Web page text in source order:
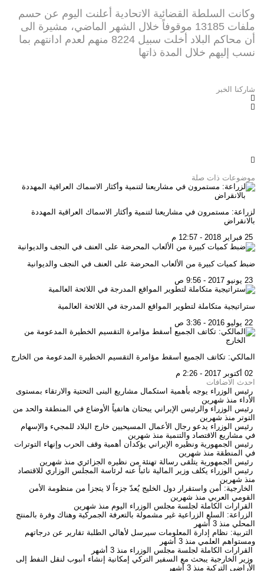
وكانت السلطة القضائية الاتحادية أعلنت اليوم عن حسم
ملفات 13185 موقوفاً خلال الشهر الماضي، مشيرة الى
أن محاكم البلاد أخلت سبيل 8224 منهم لعدم ادانتهم بما
نسب إليهم خلال المدة ذاتها
شاركنا الخبر
موضوعات ذات صلة
لزراعة: مستمرون في مشاريعنا لتنمية وأكثار الاسماك العراقية المهددة
بالانقراض
ضبط كميات كبيرة من الألعاب المحرضة على العنف في النجف والديوانية
ستراتيجية متكاملة لتطوير المواقع المدرجة في اللائحة العالمية
المالكي: تكاتف الجميع أسقط مؤامرة التقسيم الخطيرة المدعومة من الخارج
احدث الاضافات
رئيس الوزراء يوجه بأهمية استكمال مشاريع البنى التحتية والارتقاء بمستوى
الأداء منذ شهرين
رئيس الوزراء والرئيس الإيراني يبحثان هاتفياً الأوضاع في المنطقة والحد من
التوتر منذ شهرين
رئيس الوزراء يدعو رجال الأعمال المسيحيين خارج البلاد للمجيء والإسهام
في مشاريع الاقتصاد والتنمية منذ شهرين
رئيس الجمهورية ونظيره الإيراني يؤكدان أهمية وقف الحرب وإنهاء التوترات
في المنطقة منذ شهرين
رئيس الجمهورية يتلقى رسالة تهنئة من نظيره الجزائري منذ شهرين
رئيس الوزراء يكلف وزير المالية نائباً عنه لرئاسة المجلس الوزاري للاقتصاد
منذ شهرين
الخارجية: أمن واستقرار دول الخليج يُعدّ جزءاً لا يتجزأ من منظومة الأمن
القومي العربي منذ شهرين
القرارات الكاملة لجلسة مجلس الوزراء اليوم منذ شهرين
الزراعة: السلع الزراعية غير مشمولة بالتعرفة الجمركية وهناك وفرة بالمنتج
المحلي منذ 3 أشهر
التربية: نظام إدارة المعلومات سيرسل لأهالي الطلبة تقارير عن درجاتهم
ومستواهم العلمي منذ 3 أشهر
القرارات الكاملة لجلسة مجلس الوزراء منذ 3 أشهر
وزير الخارجية يبحث مع السفير التركي إمكانية إنشاء أنبوب لنقل النفط إلى
الأراضي التركية منذ 3 أشهر